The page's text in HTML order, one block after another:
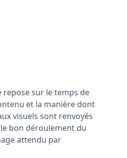
repose sur le temps de
et la manière dont
visuels sont renvoyés
bon déroulement du
attendu par